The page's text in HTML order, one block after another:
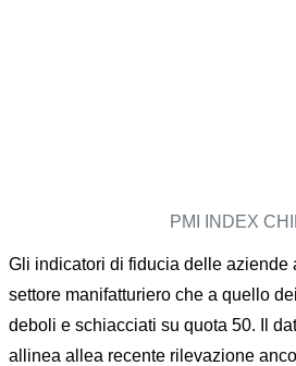
PMI INDEX
Gli indicatori di fiducia delle aziende
settore manifatturiero che a quello
deboli e schiacciati su quota 50. Il
allinea allea recente rilevazione